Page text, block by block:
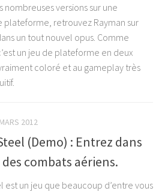
nombreuses versions sur une
plateforme, retrouvez Rayman sur
un tout nouvel opus. Comme
un jeu de plateforme en deux
coloré et au gameplay très
2012
(Demo) : Entrez dans
combats aériens.
est un jeu que beaucoup d’entre vous